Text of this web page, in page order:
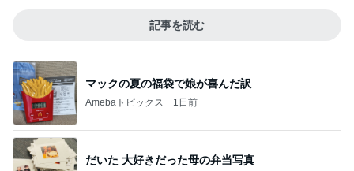
記事を読む
マックの夏の福袋で娘が喜んだ訳
Amebaトピックス 1日前
だいた 大好きだった母の弁当写真